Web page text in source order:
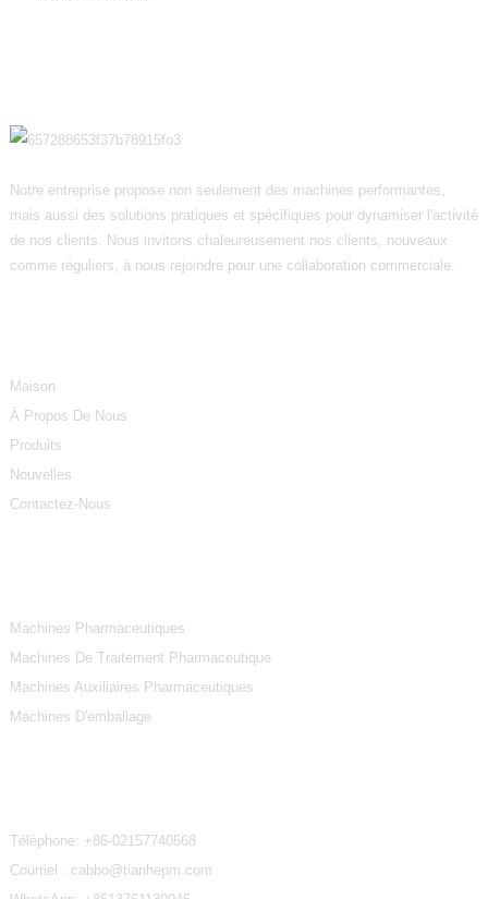
Notre entreprise propose non seulement des machines performantes,
mais aussi des solutions pratiques et spécifiques pour dynamiser l'activité
de nos clients. Nous invitons chaleureusement nos clients, nouveaux
comme réguliers, à nous rejoindre pour une collaboration commerciale.
Maison
À Propos De Nous
Produits
Nouvelles
Contactez-Nous
Machines Pharmaceutiques
Machines De Traitement Pharmaceutique
Machines Auxiliaires Pharmaceutiques
Machines D'emballage
Téléphone: +86-02157740568
Courriel : cabbo@tianhepm.com